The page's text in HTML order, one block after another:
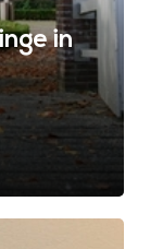
in